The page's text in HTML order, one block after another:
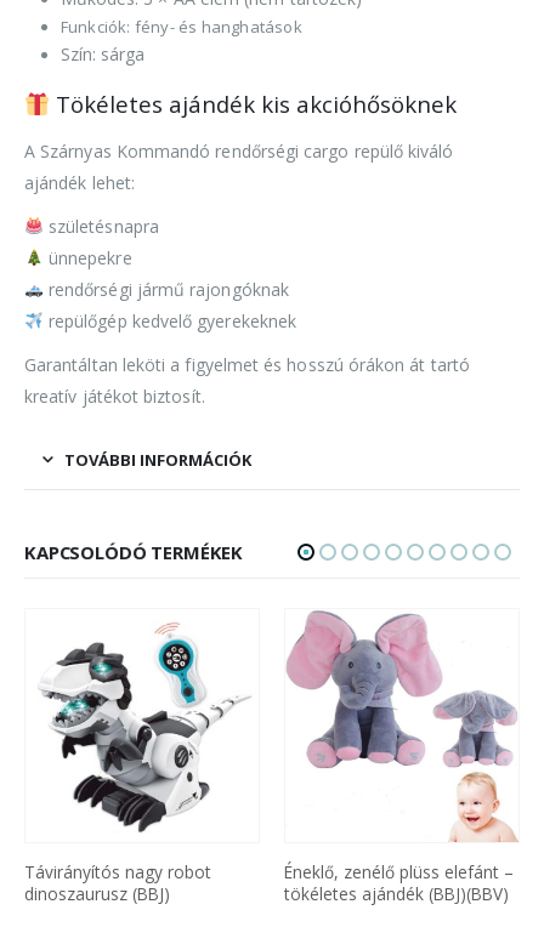
Funkciók: fény- és hanghatások
Szín: sárga
Tökéletes ajándék kis akcióhősöknek
A Szárnyas Kommandó rendőrségi cargo repülő kiváló
ajándék lehet:
születésnapra
ünnepekre
rendőrségi jármű rajongóknak
repülőgép kedvelő gyerekeknek
Garantáltan leköti a figyelmet és hosszú órákon át tartó
kreatív játékot biztosít.
TOVÁBBI INFORMÁCIÓK
KAPCSOLÓDÓ TERMÉKEK
Távirányítós nagy robot
dinoszaurusz (BBJ)
Éneklő, zenélő plüss elefánt –
tökéletes ajándék (BBJ)(BBV)